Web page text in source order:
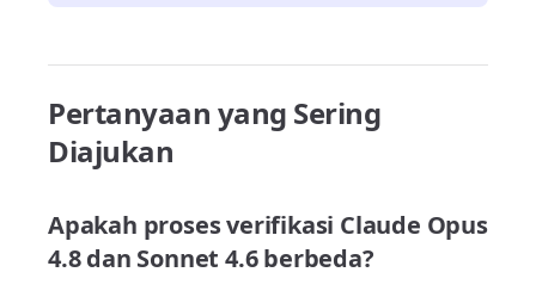
Pertanyaan yang Sering
Diajukan
Apakah proses verifikasi Claude Opus
4.8 dan Sonnet 4.6 berbeda?